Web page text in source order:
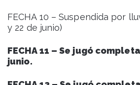
FECHA 10 – Suspendida por
y 22 de junio)
FECHA 11 – Se jugó
junio.